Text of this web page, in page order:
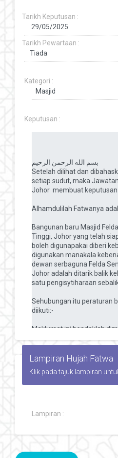
Tarikh Keputusan :
Tarikh Pewartaan :
Kategori :
Keputusan :
Lampiran Hujah Fatwa
Klik pada tajuk lampiran
Lampiran :